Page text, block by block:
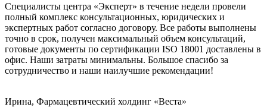
Специалисты центра «Эксперт» в течение недели провели
полный комплекс консультационных, юридических и
экспертных работ согласно договору. Все работы выполнены
точно в срок, получен максимальный объем консультаций,
готовые документы по сертификации ISO 18001 доставлены в
офис. Наши затраты минимальны. Большое спасибо за
сотрудничество и наши наилучшие рекомендации!
Ирина, Фармацевтический холдинг «Веста»